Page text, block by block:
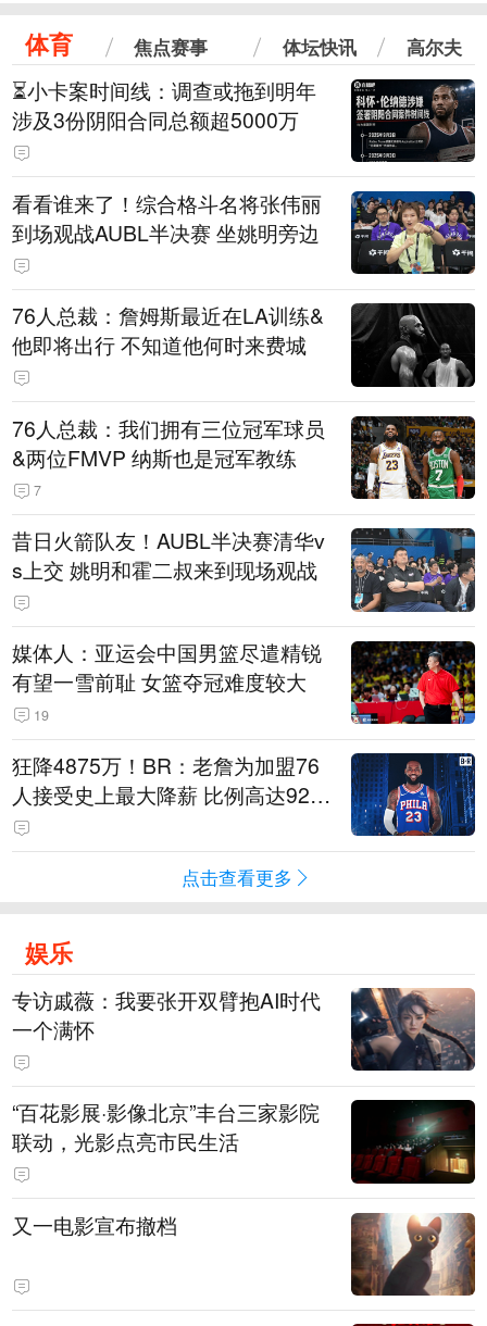
体育 焦点赛事 体坛快讯 高尔夫
⏳️小卡案时间线：调查或拖到明年
涉及3份阴阳合同总额超5000万
看看谁来了！综合格斗名将张伟丽
到场观战AUBL半决赛 坐姚明旁边
76人总裁：詹姆斯最近在LA训练&
他即将出行 不知道他何时来费城
76人总裁：我们拥有三位冠军球员
&两位FMVP 纳斯也是冠军教练
7
昔日火箭队友！AUBL半决赛清华v
s上交 姚明和霍二叔来到现场观战
媒体人：亚运会中国男篮尽遣精锐
有望一雪前耻 女篮夺冠难度较大
19
狂降4875万！BR：老詹为加盟76
人接受史上最大降薪 比例高达92.
6%
点击查看更多
娱乐
专访戚薇：我要张开双臂抱AI时代
一个满怀
“百花影展·影像北京”丰台三家影院
联动，光影点亮市民生活
又一电影宣布撤档